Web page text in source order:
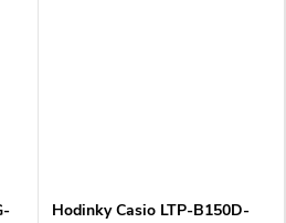
Hodinky Casio LTP-B150D-